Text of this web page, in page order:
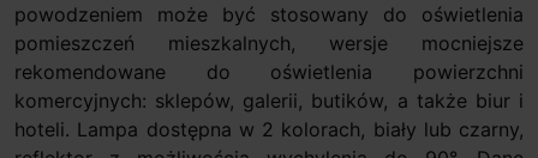
powodzeniem może być stosowany do oświetlenia
pomieszczeń mieszkalnych, wersje mocniejsze
rekomendowane do oświetlenia powierzchni
komercyjnych: sklepów, galerii, butików, a także biur i
hoteli. Lampa dostępna w 2 kolorach, biały lub czarny,